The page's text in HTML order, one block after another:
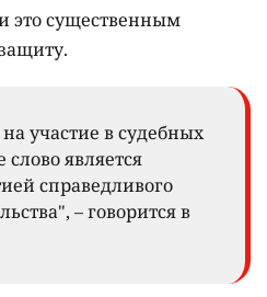
это существенным
участие в судебных
является
справедливого
– говорится в